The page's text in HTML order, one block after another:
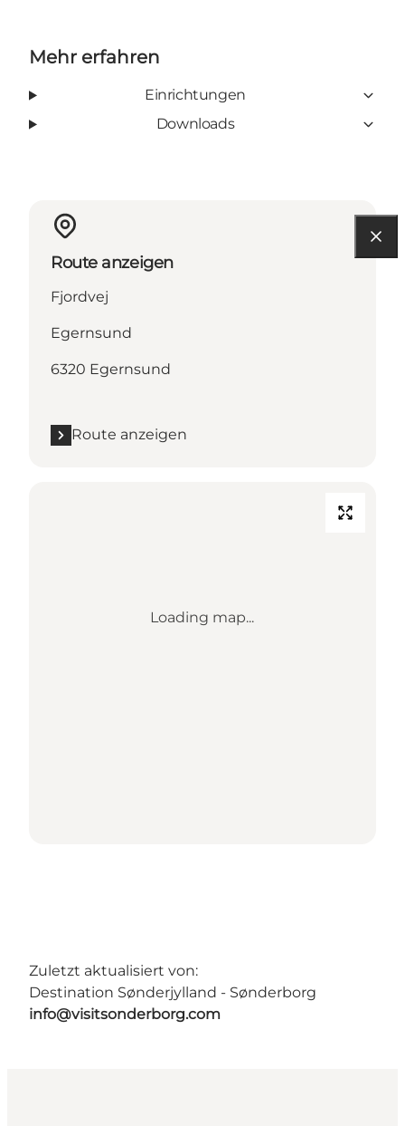
Mehr erfahren
Einrichtungen
Downloads
Route anzeigen
Fjordvej
Egernsund
6320 Egernsund
Route anzeigen
Loading map...
Zuletzt aktualisiert von:
Destination Sønderjylland - Sønderborg
info@visitsonderborg.com